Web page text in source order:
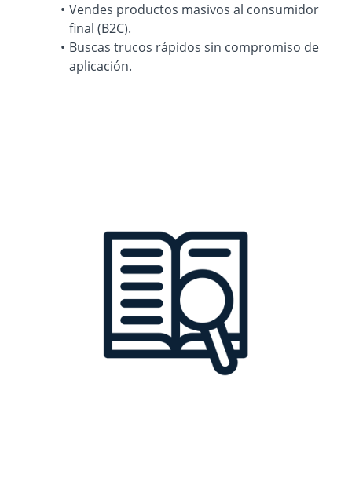
Vendes productos masivos al consumidor
final (B2C).
Buscas trucos rápidos sin compromiso de
aplicación.